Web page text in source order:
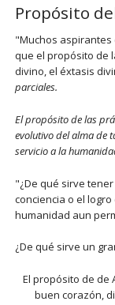
Propósito
"Muchos
que el propósito de
divino, el éxtasis
parciales.
El propósito de las
evolutivo del alma de
servicio a la
"¿De qué sirve
conciencia o el
humanidad aun
¿De qué sirve un
El propósito de de
buen corazón,